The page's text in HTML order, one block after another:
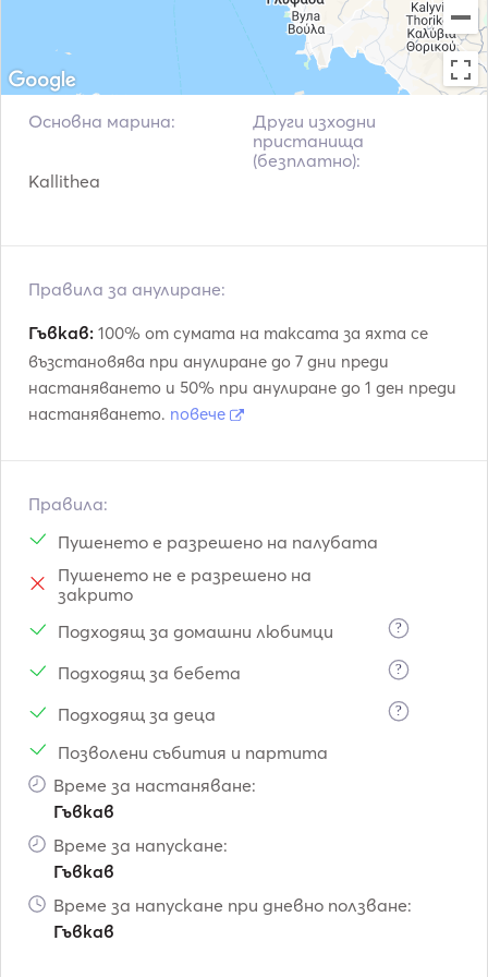
Радар
Сателитен телефон
Електрически лебедк
Our work mentality and ethic are to offer our exceptional
Greek hospitality and create memorable yachting
Основна марина:
Kallithea
Други изходни
пристанища
(безплатно):
Правила за анулиране:
Гъвкав: 100% от сумата на таксата за яхта се
възстановява при анулиране до 7 дни преди
настаняването и 50% при анулиране до 1 ден преди
настаняването. повече
Правила:
Пушенето е разрешено на палубата
Пушенето не е разрешено на
закрито
Подходящ за домашни любимци
?
Подходящ за бебета ?
Подходящ за деца ?
Позволени събития и партита
Време за настаняване:
Гъвкав
Време за напускане:
Гъвкав
Време за напускане при дневно ползване:
Гъвкав